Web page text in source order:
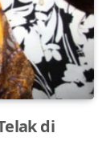
di